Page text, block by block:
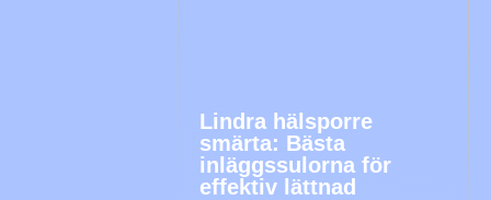
Lindra hälsporre
smärta: Bästa
inläggssulorna för
effektiv lättnad